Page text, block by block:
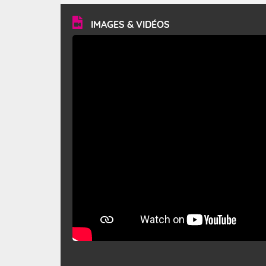
vitesse moyenne de 50 km/h et atteindre 80 à 100 km/h
en rafales, parfois davantage. Il parcourt la basse vallée
du Rhône et la Provence et envahit le littoral
méditerranéen à partir de la Camargue.
IMAGES & VIDÉOS